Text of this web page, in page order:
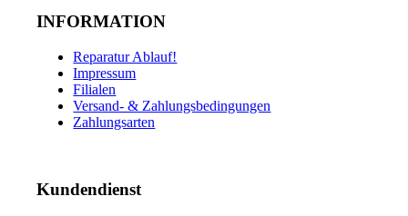
INFORMATION
Reparatur Ablauf!
Impressum
Filialen
Versand- & Zahlungsbedingungen
Zahlungsarten
Kundendienst